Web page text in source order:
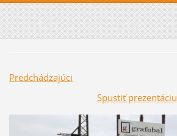
Predchádzajúci
Spustiť prezentáciu